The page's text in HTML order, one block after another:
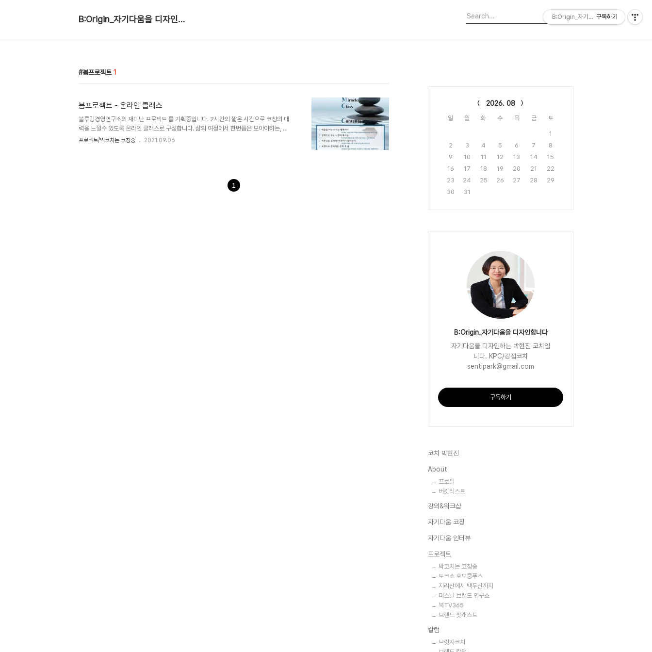
B:Origin_자기다움을 디자인합니다
봄프로젝트 1
봄프로젝트 - 온라인 클래스
블루밍경영연구소의 재미난 프로젝트 를 기획중입니다. 2시간의 짧은 시간으로 코칭의 매
력을 느낄수 있도록 온라인 클래스로 구성합니다. 삶의 여정에서 한번쯤은 보아야하는, 본
다는 것의 의미를 확장시켰습니다. 첫 작업으로 다섯분의 코치님과 다섯개의 클래스를 선보
프로젝트/박코치는 코칭중 2021.09.06
1
2026. 08
일 월 화 수 목 금 토
1
2
3 4 5 6 7
8
9
10 11 12 13 14
15
16
17 18 19 20 21
22
23
24 25 26 27 28
29
30
31
B:Origin_자기다움을 디자인합니다
자기다움을 디자인하는 박현진 코치입
니다. KPC/강점코치
sentipark@gmail.com
구독하기
코치 박현진
About
프로필
버킷리스트
강의&워크샵
자기다움 코칭
자기다움 인터뷰
프로젝트
박코치는 코칭중
토크쇼 호모쿵푸스
지리산에서 백두산까지
퍼스널 브랜드 연구소
북TV365
브랜드 팟캐스트
칼럼
브릿지코치
B:Origin_자기다움을 디자인합니다
구독하기